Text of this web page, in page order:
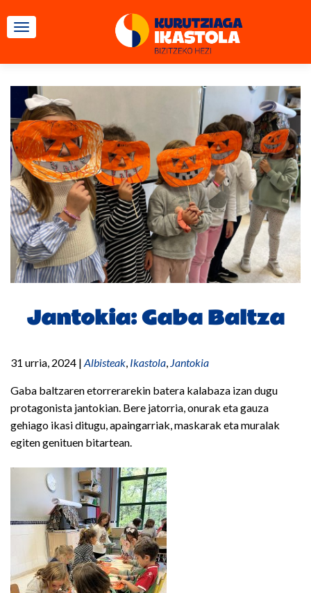
TOGGLE NAVIGATION
Jantokia: Gaba Baltza
31 urria, 2024 | Albisteak, Ikastola, Jantokia
Gaba baltzaren etorrerarekin batera kalabaza izan dugu
protagonista jantokian. Bere jatorria, onurak eta gauza
gehiago ikasi ditugu, apaingarriak, maskarak eta muralak
egiten genituen bitartean.